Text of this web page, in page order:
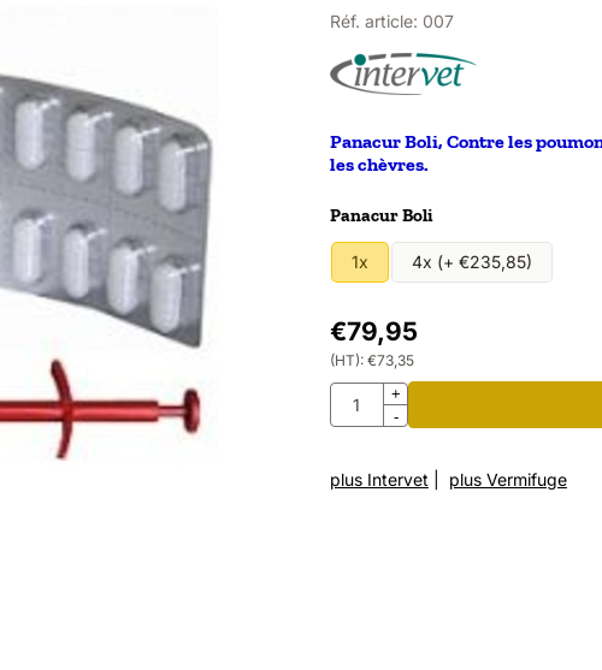
Réf. article: 007
Panacur Boli, Contre les
les chèvres.
Faire un choix pour
Panacur Boli
1x 4x (+ €235,85)
€79,95
(HT): €73,35
Quantité+
-
plus Intervet plus Vermifuge